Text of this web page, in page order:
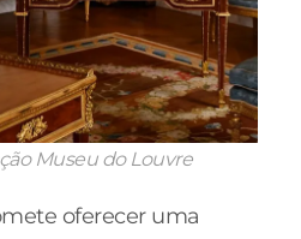
Museu do Louvre
oferecer uma